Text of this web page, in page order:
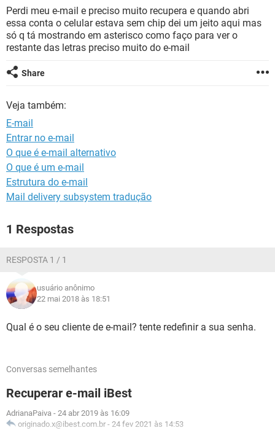
INSTAGRAM
GUIA DE COMPRAS
OUTLOOK EXCEL
INSTAGRAM GMAIL
JOGOS
CELULAR FACEBOOK
OUTLOOK EXCEL
INSTAGRAM
Perdi meu e-mail e preciso muito recupera e quando abri
essa conta o celular estava sem chip dei um jeito aqui mas
só q tá mostrando em asterisco como faço para ver o
restante das letras preciso muito do e-mail
Share
Veja também:
E-mail
Entrar no e-mail
O que é e-mail alternativo
O que é um e-mail
Estrutura do e-mail
Mail delivery subsystem tradução
1 Respostas
RESPOSTA 1 / 1
usuário anônimo
22 mai 2018 às 18:51
Qual é o seu cliente de e-mail? tente redefinir a sua senha.
Conversas semelhantes
Recuperar e-mail iBest
AdrianaPaiva - 24 abr 2019 às 16:09
originado.x@ibest.com.br - 24 fev 2021 às 14:53